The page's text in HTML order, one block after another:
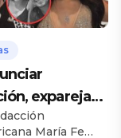
expareja
expone
María Fe